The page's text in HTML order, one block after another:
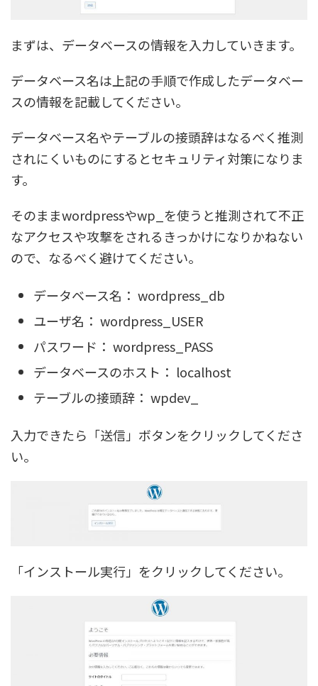
まずは、データベースの情報を入力していきます。
データベース名は上記の手順で作成したデータベー
スの情報を記載してください。
データベース名やテーブルの接頭辞はなるべく推測
されにくいものにするとセキュリティ対策になりま
す。
そのままwordpressやwp_を使うと推測されて不正
なアクセスや攻撃をされるきっかけになりかねない
ので、なるべく避けてください。
データベース名： wordpress_db
ユーザ名： wordpress_USER
パスワード： wordpress_PASS
データベースのホスト： localhost
テーブルの接頭辞： wpdev_
入力できたら「送信」ボタンをクリックしてくださ
い。
「インストール実行」をクリックしてください。